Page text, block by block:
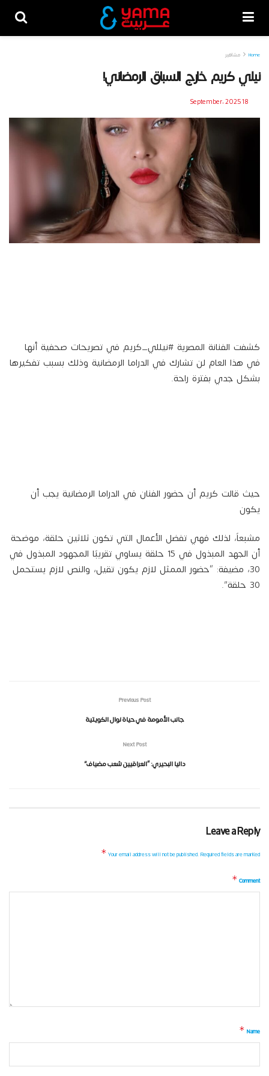
Home مشاهير
نيلي كريم خارج السباق الرمضاني!
18 September، 2025
كشفت الفنانة المصرية #نيللي_كريم في تصريحات صحفية أنها
في هذا العام لن تشارك في الدراما الرمضانية وذلك بسبب تفكيرها
بشكل جدي بفترة راحة.
حيث قالت كريم أن حضور الفنان في الدراما الرمضانية يجب أن
يكون
مشبعاً، لذلك فهي تفضل الأعمال التي تكون ثلاثين حلقة، موضحة
أن الجهد المبذول في 15 حلقة يساوي تقريبًا المجهود المبذول في
30، مضيفة: “حضور الممثل لازم يكون تقيل، والنص لازم يستحمل
30 حلقة”.
Previous Post
جانب الأمومة في حياة نوال الكويتية
Next Post
داليا البحيري: “العراقيين شعب مضياف”
Leave a Reply
Your email address will not be published.Required fields are marked
*
Comment
*
Name
*